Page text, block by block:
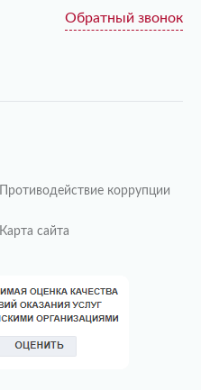
Обратный звонок
Противодействие коррупции
Карта сайта